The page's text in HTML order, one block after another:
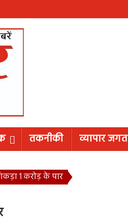
तकनीकी व्यापार जगत
1 करोड़ के पार